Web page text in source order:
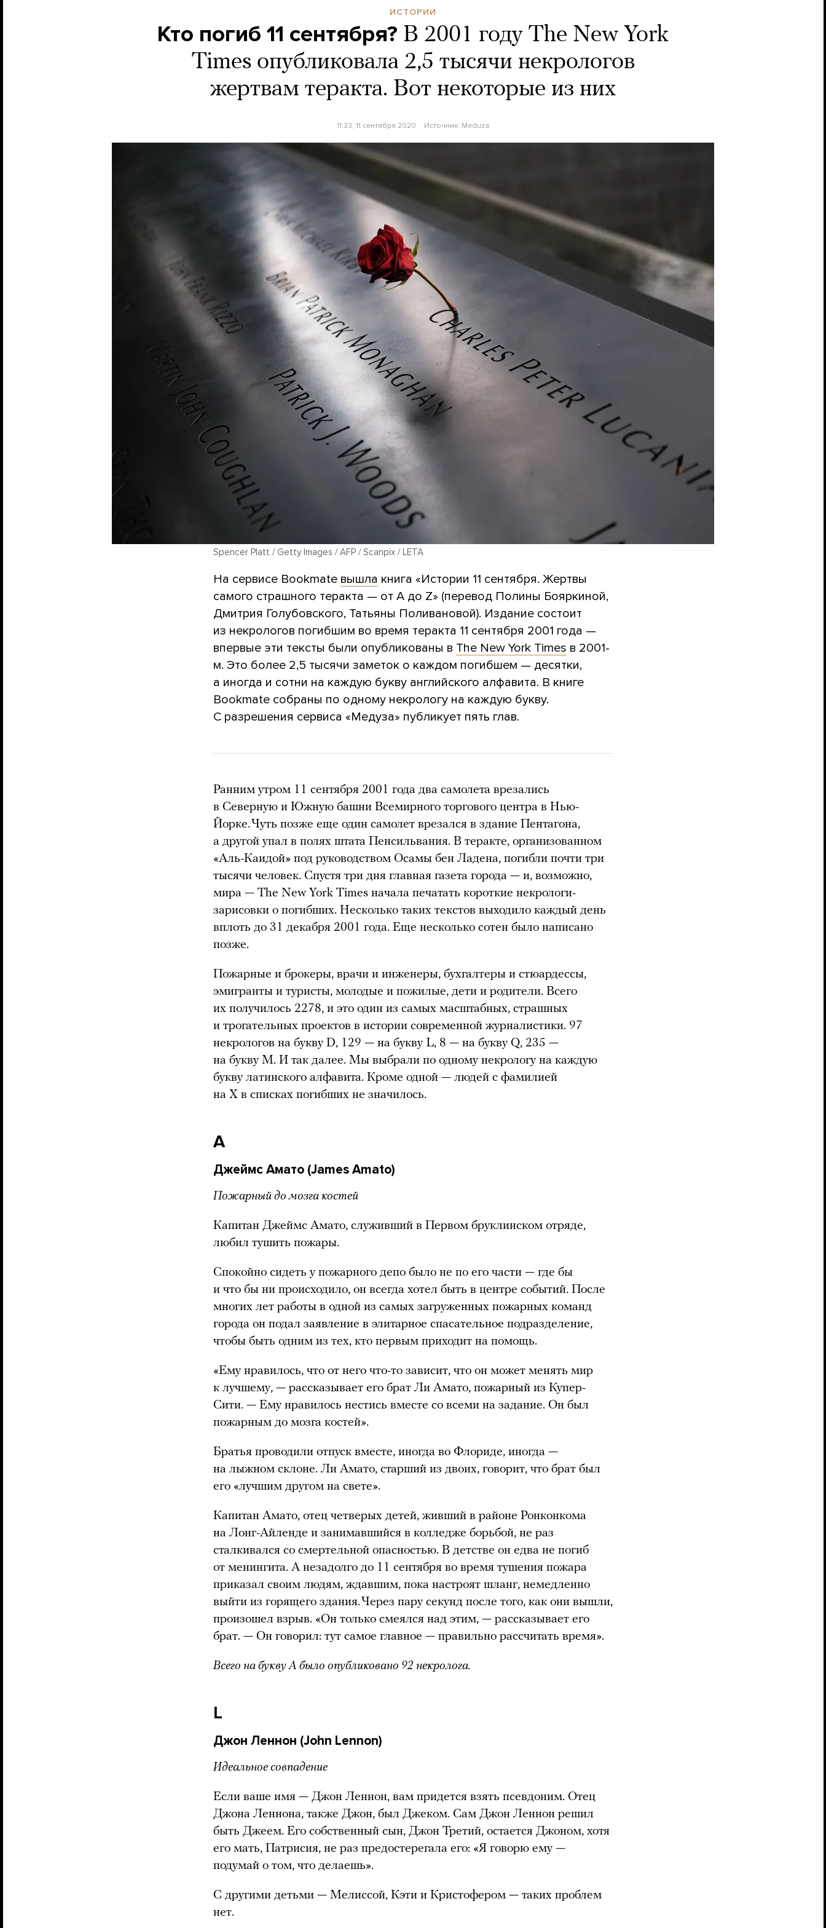
ИСТОРИИ
Кто погиб 11 сентября? В 2001 году The New York
Times опубликовала 2,5 тысячи некрологов
жертвам теракта. Вот некоторые из них
11:33, 11 сентября 2020 Источник: Meduza
Spencer Platt / Getty Images / AFP / Scanpix / LETA
На сервисе Bookmate вышла книга «Истории 11 сентября. Жертвы
самого страшного теракта — от A до Z» (перевод Полины Бояркиной,
Дмитрия Голубовского, Татьяны Поливановой). Издание состоит
из некрологов погибшим во время теракта 11 сентября 2001 года —
впервые эти тексты были опубликованы в The New York Times в 2001-
м. Это более 2,5 тысячи заметок о каждом погибшем — десятки,
а иногда и сотни на каждую букву английского алфавита. В книге
Bookmate собраны по одному некрологу на каждую букву.
С разрешения сервиса «Медуза» публикует пять глав.
Ранним утром 11 сентября 2001 года два самолета врезались
в Северную и Южную башни Всемирного торгового центра в Нью-
Йорке. Чуть позже еще один самолет врезался в здание Пентагона,
а другой упал в полях штата Пенсильвания. В теракте, организованном
«Аль-Каидой» под руководством Осамы бен Ладена, погибли почти три
тысячи человек. Спустя три дня главная газета города — и, возможно,
мира — The New York Times начала печатать короткие некрологи-
зарисовки о погибших. Несколько таких текстов выходило каждый день
вплоть до 31 декабря 2001 года. Еще несколько сотен было написано
позже.
Пожарные и брокеры, врачи и инженеры, бухгалтеры и стюардессы,
эмигранты и туристы, молодые и пожилые, дети и родители. Всего
их получилось 2278, и это один из самых масштабных, страшных
и трогательных проектов в истории современной журналистики. 97
некрологов на букву D, 129 — на букву L, 8 — на букву Q, 235 —
на букву M. И так далее. Мы выбрали по одному некрологу на каждую
букву латинского алфавита. Кроме одной — людей с фамилией
на X в списках погибших не значилось.
A
Джеймс Амато (James Amato)
Пожарный до мозга костей
Капитан Джеймс Амато, служивший в Первом бруклинском отряде,
любил тушить пожары.
Спокойно сидеть у пожарного депо было не по его части — где бы
и что бы ни происходило, он всегда хотел быть в центре событий. После
многих лет работы в одной из самых загруженных пожарных команд
города он подал заявление в элитарное спасательное подразделение,
чтобы быть одним из тех, кто первым приходит на помощь.
«Ему нравилось, что от него что-то зависит, что он может менять мир
к лучшему, — рассказывает его брат Ли Амато, пожарный из Купер-
Сити. — Ему нравилось нестись вместе со всеми на задание. Он был
пожарным до мозга костей».
Братья проводили отпуск вместе, иногда во Флориде, иногда —
на лыжном склоне. Ли Амато, старший из двоих, говорит, что брат был
его «лучшим другом на свете».
Капитан Амато, отец четверых детей, живший в районе Ронконкома
на Лонг-Айленде и занимавшийся в колледже борьбой, не раз
сталкивался со смертельной опасностью. В детстве он едва не погиб
от менингита. А незадолго до 11 сентября во время тушения пожара
приказал своим людям, ждавшим, пока настроят шланг, немедленно
выйти из горящего здания. Через пару секунд после того, как они вышли,
произошел взрыв. «Он только смеялся над этим, — рассказывает его
брат. — Он говорил: тут самое главное — правильно рассчитать время».
Всего на букву A было опубликовано 92 некролога.
L
Джон Леннон (John Lennon)
Идеальное совпадение
Если ваше имя — Джон Леннон, вам придется взять псевдоним. Отец
Джона Леннона, также Джон, был Джеком. Сам Джон Леннон решил
быть Джеем. Его собственный сын, Джон Третий, остается Джоном, хотя
его мать, Патрисия, не раз предостерегала его: «Я говорю ему —
подумай о том, что делаешь».
С другими детьми — Мелиссой, Кэти и Кристофером — таких проблем
нет.